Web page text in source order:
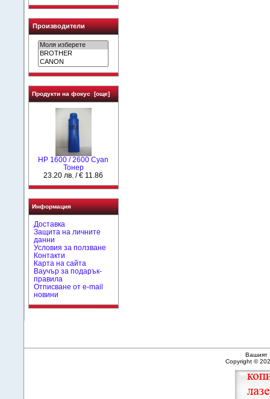
Производители
Продукти на фокус [още]
HР 1600 / 2600 Cyan
Тонер
23.20 лв. / € 11.86
Информация
Доставка
Защита на личните
данни
Условия за ползване
Контакти
Карта на сайта
Ваучър за подарък-
правила
Отписване от e-mail
новини
Вашият
Copyright ©